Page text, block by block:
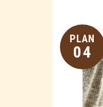
PLAN
04